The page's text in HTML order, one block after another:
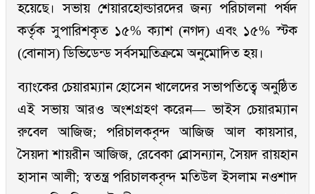
হয়েছে। সভায় শেয়ারহোল্ডারদের জন্য পরিচালনা পর্ষদ
কর্তৃক সুপারিশকৃত ১৫% ক্যাশ (নগদ) এবং ১৫% স্টক
(বোনাস) ডিভিডেন্ড সর্বসম্মতিক্রমে অনুমোদিত হয়।
ব্যাংকের চেয়ারম্যান হোসেন খালেদের সভাপতিত্বে অনুষ্ঠিত
এই সভায় আরও অংশগ্রহণ করেন— ভাইস চেয়ারম্যান
রুবেল আজিজ; পরিচালকবৃন্দ আজিজ আল কায়সার,
সৈয়দা শায়রীন আজিজ, রেবেকা ব্রোসন্যান, সৈয়দ রায়হান
হাসান আলী; স্বতন্ত্র পরিচালকবৃন্দ মতিউল ইসলাম নওশাদ